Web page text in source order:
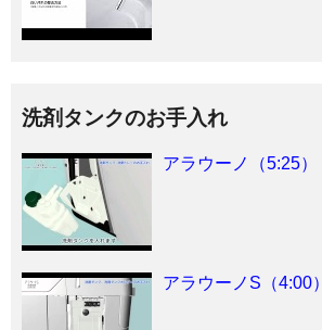
洗剤タンクのお手入れ
アラウーノ（5:25）
アラウーノS（4:00）